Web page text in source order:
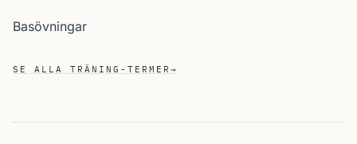
Basövningar
SE ALLA TRÄNING-TERMER →